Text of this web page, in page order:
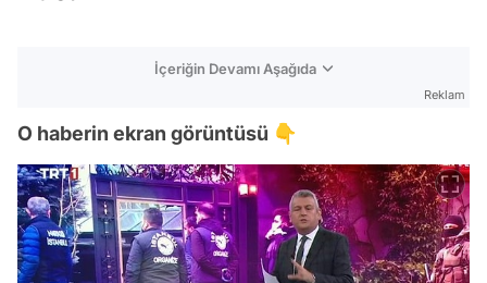
İçeriğin Devamı Aşağıda
Reklam
O haberin ekran görüntüsü 👇